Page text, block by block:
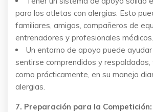
para los atletas con alergias. Esto
familiares, amigos, compañeros de
entrenadores y profesionales médicos.
Un entorno de apoyo puede
sentirse comprendidos y
como prácticamente, en su manejo
alergias.
7. Preparación para la Competición: